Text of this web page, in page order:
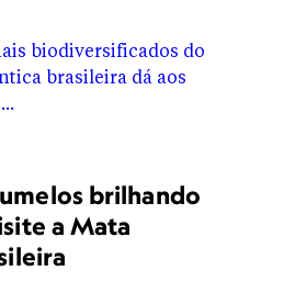
brilhando
a Mata